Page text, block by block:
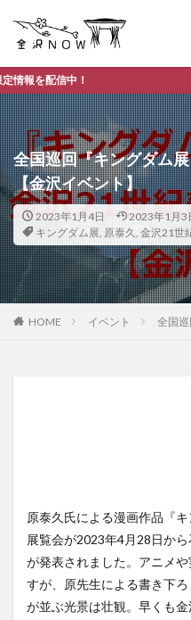
全国巡回『キングダム
【金沢イベント】
2023年1月4日 2023年1月3
キングダム展, 原泰久, 金沢21世
HOME イベント 全国
原泰久氏による漫画作品『
展覧会が2023年4月28日か
が発表されました。アニメ
すが、原先生による書き下
が並ぶ光景は壮観。早くも